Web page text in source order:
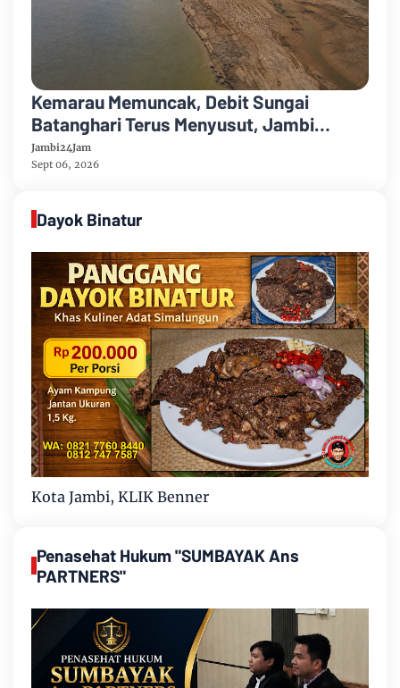
Kemarau Memuncak, Debit Sungai
Batanghari Terus Menyusut, Jambi
Hadapi Ancaman Krisis Air Bersih dan
Karhutla
Jambi24Jam
Sept 06, 2026
Dayok Binatur
Kota Jambi, KLIK Benner
Penasehat Hukum "SUMBAYAK Ans
PARTNERS"